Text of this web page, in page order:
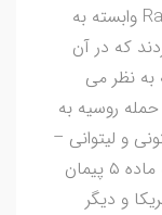
هشت محقق از شرکت Rand Corporation وابسته به
کردند که در آن
به نظر می
روسیه به
و لیتوانی –
که به جنگ بزرگی تبدیل می شود چرا که ماده ۵ پیمان
و دیگر